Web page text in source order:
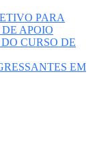
PARA
APOIO
CURSO DE
EM